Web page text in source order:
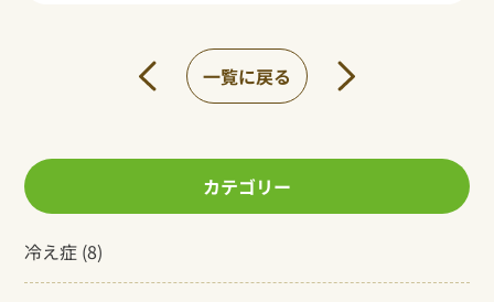
一覧に戻る
カテゴリー
冷え症 (8)